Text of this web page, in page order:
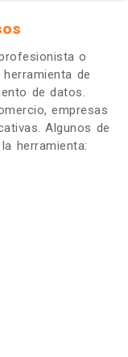
o
de
de datos.
empresas
Algunos de
herramienta: